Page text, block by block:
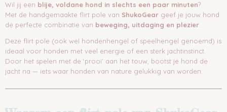
Wil jij een blije, voldane hond in slechts een paar minuten?
Met de handgemaakte flirt pole van ShukoGear geef je jouw hond
de perfecte combinatie van beweging, uitdaging en plezier
Deze flirt pole (ook wel hondenhengel of speelhengel genoemd) is
ideaal voor honden met veel energie of een sterk jachtinstinct.
Door het spelen met de ‘prooi’ aan het touw, bootst je hond de
jacht na — iets waar honden van nature gelukkig van worden.